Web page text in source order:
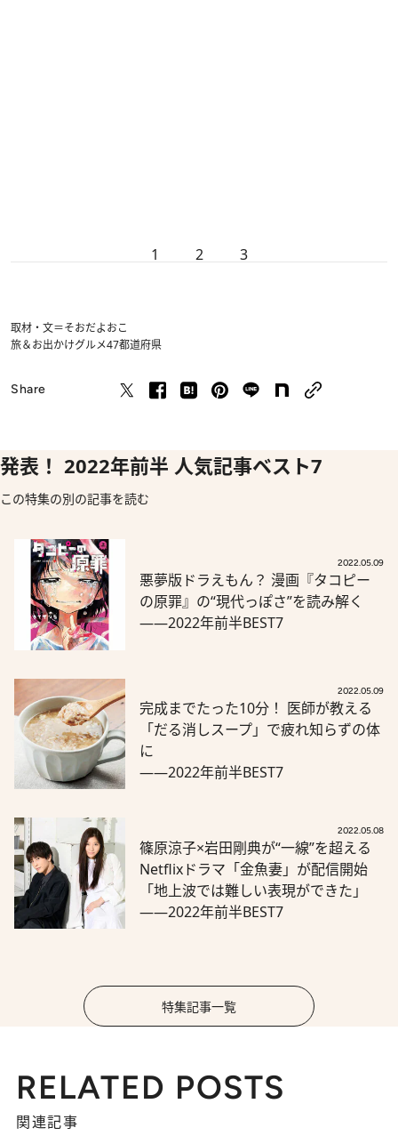
1 2 3
取材・文＝そおだよおこ
旅＆お出かけグルメ47都道府県
Share
発表！ 2022年前半 人気記事ベスト7
この特集の別の記事を読む
2022.05.09
悪夢版ドラえもん？ 漫画『タコピー
の原罪』の“現代っぽさ”を読み解く
――2022年前半BEST7
2022.05.09
完成までたった10分！ 医師が教える
「だる消しスープ」で疲れ知らずの体
に
――2022年前半BEST7
2022.05.08
篠原涼子×岩田剛典が“一線”を超える
Netflixドラマ「金魚妻」が配信開始
「地上波では難しい表現ができた」
――2022年前半BEST7
特集記事一覧
RELATED POSTS
関連記事